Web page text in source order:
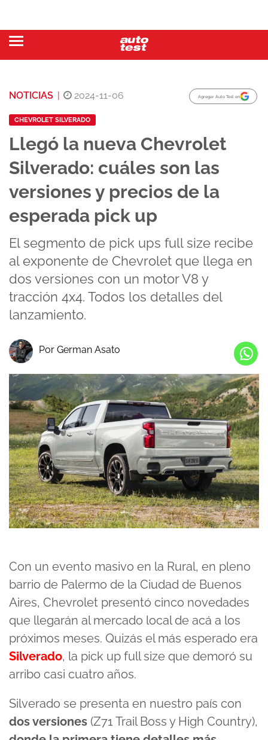
NOTICIAS | 2024-11-06 Agregar Auto Test en
CHEVROLET SILVERADO
Llegó la nueva Chevrolet
Silverado: cuáles son las
versiones y precios de la
esperada pick up
El segmento de pick ups full size recibe
al exponente de Chevrolet que llega en
dos versiones con un motor V8 y
tracción 4x4. Todos los detalles del
lanzamiento.
Por German Asato
Con un evento masivo en la Rural, en pleno
barrio de Palermo de la Ciudad de Buenos
Aires, Chevrolet presentó cinco novedades
que llegarán al mercado local de acá a los
próximos meses. Quizás el más esperado era
Silverado, la pick up full size que demoró su
arribo casi cuatro años.
Silverado se presenta en nuestro país con
dos versiones (Z71 Trail Boss y High Country),